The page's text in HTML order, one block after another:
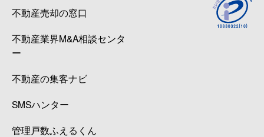
不動産売却の窓口
不動産業界M&A相談センタ
ー
不動産の集客ナビ
SMSハンター
管理戸数ふえるくん